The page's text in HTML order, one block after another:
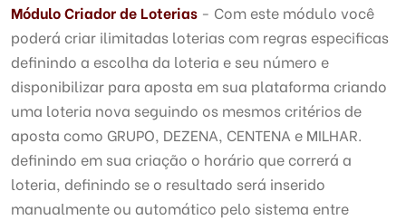
Módulo Criador de Loterias - Com este módulo você
poderá criar ilimitadas loterias com regras especificas
definindo a escolha da loteria e seu número e
disponibilizar para aposta em sua plataforma criando
uma loteria nova seguindo os mesmos critérios de
aposta como GRUPO, DEZENA, CENTENA e MILHAR.
definindo em sua criação o horário que correrá a
loteria, definindo se o resultado será inserido
manualmente ou automático pelo sistema entre